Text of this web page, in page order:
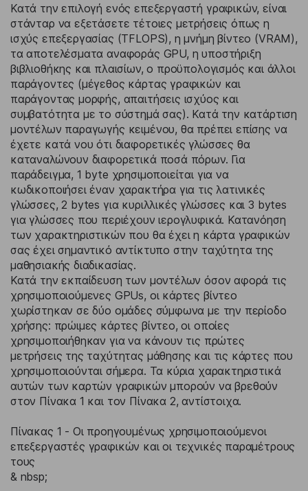
Κατά την επιλογή ενός επεξεργαστή γραφικών, είναι
στάνταρ να εξετάσετε τέτοιες μετρήσεις όπως η
ισχύς επεξεργασίας (TFLOPS), η μνήμη βίντεο (VRAM),
τα αποτελέσματα αναφοράς GPU, η υποστήριξη
βιβλιοθήκης και πλαισίων, ο προϋπολογισμός και άλλοι
παράγοντες (μέγεθος κάρτας γραφικών και
παράγοντας μορφής, απαιτήσεις ισχύος και
συμβατότητα με το σύστημά σας). Κατά την κατάρτιση
μοντέλων παραγωγής κειμένου, θα πρέπει επίσης να
έχετε κατά νου ότι διαφορετικές γλώσσες θα
καταναλώνουν διαφορετικά ποσά πόρων. Για
παράδειγμα, 1 byte χρησιμοποιείται για να
κωδικοποιήσει έναν χαρακτήρα για τις λατινικές
γλώσσες, 2 bytes για κυριλλικές γλώσσες και 3 bytes
για γλώσσες που περιέχουν ιερογλυφικά. Κατανόηση
των χαρακτηριστικών που θα έχει η κάρτα γραφικών
σας έχει σημαντικό αντίκτυπο στην ταχύτητα της
μαθησιακής διαδικασίας.
Κατά την εκπαίδευση των μοντέλων όσον αφορά τις
χρησιμοποιούμενες GPUs, οι κάρτες βίντεο
χωρίστηκαν σε δύο ομάδες σύμφωνα με την περίοδο
χρήσης: πρώιμες κάρτες βίντεο, οι οποίες
χρησιμοποιήθηκαν για να κάνουν τις πρώτες
μετρήσεις της ταχύτητας μάθησης και τις κάρτες που
χρησιμοποιούνται σήμερα. Τα κύρια χαρακτηριστικά
αυτών των καρτών γραφικών μπορούν να βρεθούν
στον Πίνακα 1 και τον Πίνακα 2, αντίστοιχα.
Πίνακας 1 - Οι προηγουμένως χρησιμοποιούμενοι
επεξεργαστές γραφικών και οι τεχνικές παραμέτρους
τους
& nbsp;